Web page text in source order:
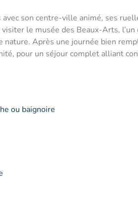
son centre-ville animé, ses
le musée des Beaux-Arts,
nature. Après une journée bien
pour un séjour complet alliant
ou baignoire